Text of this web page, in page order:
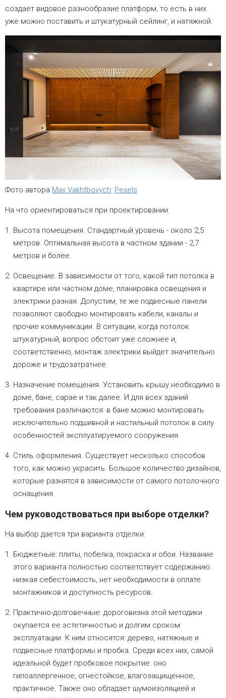
создает видовое разнообразие платформ, то есть в них
уже можно поставить и штукатурный сейлинг, и натяжной.
Фото автора Max Vakhtbovych: Pexels
На что ориентироваться при проектировании:
Высота помещения. Стандартный уровень - около 2,5
метров. Оптимальная высота в частном здании - 2,7
метров и более.
Освещение. В зависимости от того, какой тип потолка в
квартире или частном доме, планировка освещения и
электрики разная. Допустим, те же подвесные панели
позволяют свободно монтировать кабели, каналы и
прочие коммуникации. В ситуации, когда потолок
штукатурный, вопрос обстоит уже сложнее и,
соответственно, монтаж электрики выйдет значительно
дороже и трудозатратнее.
Назначение помещения. Установить крышу необходимо в
доме, бане, сарае и так далее. И для всех зданий
требования различаются: в бане можно монтировать
исключительно подшивной и настильный потолок в силу
особенностей эксплуатируемого сооружения.
Стиль оформления. Существует несколько способов
того, как можно украсить. Большое количество дизайнов,
которые разнятся в зависимости от самого потолочного
оснащения.
Чем руководствоваться при выборе отделки?
На выбор дается три варианта отделки:
Бюджетные: плиты, побелка, покраска и обои. Название
этого варианта полностью соответствует содержанию:
низкая себестоимость, нет необходимости в оплате
монтажников и доступность ресурсов.
Практично-долговечные: дороговизна этой методики
окупается ее эстетичностью и долгим сроком
эксплуатации. К ним относятся: дерево, натяжные и
подвесные платформы и пробка. Среди всех них, самой
идеальной будет пробковое покрытие: оно
гипоаллергенное, огнестойкое, влагозащищенное,
практичное. Также оно обладает шумоизоляцией и